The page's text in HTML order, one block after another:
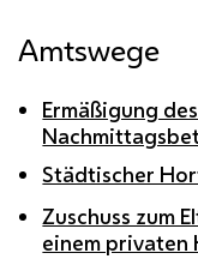
Amtswege
Ermäßigung
Städtischer
Zuschuss zum
einem privaten